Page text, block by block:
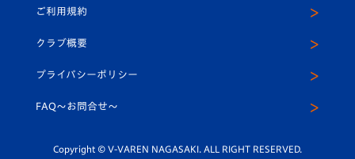
平和祈念活動
ホームタウン活動
スクール
ヴィヴィくんインスタグラム
公式LINE＠
ご利用規約
クラブ概要
プライバシーポリシー
FAQ〜お問合せ〜
Copyright © V-VAREN NAGASAKI. ALL RIGHT RESERVED.